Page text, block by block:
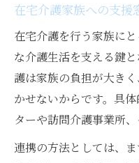
在宅介護家族への支援
在宅介護を行う家族に
な介護生活を支える鍵
護は家族の負担が大き
かせないからです。具
ターや訪問介護事業所、
連携の方法としては、